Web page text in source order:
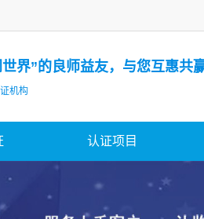
界”的良师益友，与您互惠共
机构
认证项目